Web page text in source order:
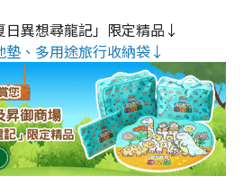
異想尋龍記」限定精品↓
、多用途旅行收納袋↓